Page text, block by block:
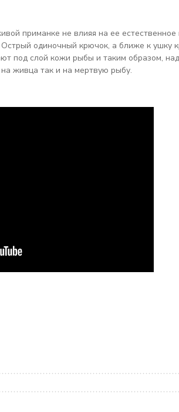
приманке не влияя на ее
одиночный крючок, а ближе к ушку
под слой кожи рыбы и таким образом,
живца так и на мертвую рыбу.